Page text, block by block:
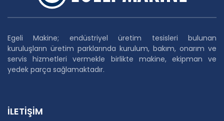
Egeli Makine; endüstriyel üretim tesisleri bulunan
kuruluşların üretim parklarında kurulum, bakım, onarım ve
servis hizmetleri vermekle birlikte makine, ekipman ve
yedek parça sağlamaktadır.
İLETİŞİM